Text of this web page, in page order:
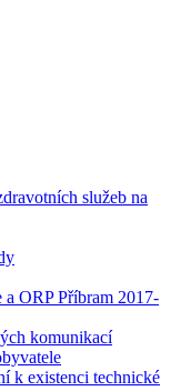
služeb na
a ORP Příbram 2017-
komunikací
k existenci technické